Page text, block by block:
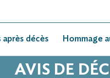
après décès Hommage
AVIS DE